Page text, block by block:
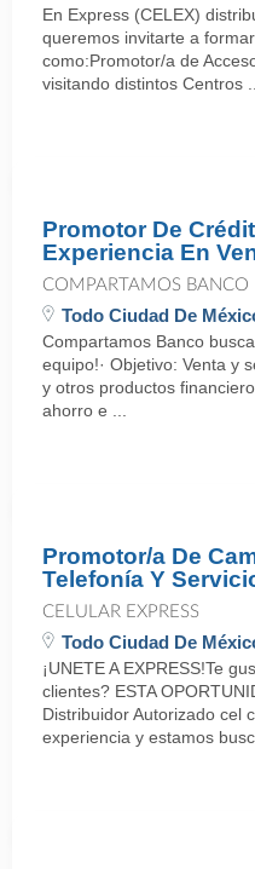
En Express (CELEX)
queremos invitarte a
como:Promotor/a de
visitando distintos Centros ...
Promotor De
Experiencia En
COMPARTAMOS BANCO
Todo Ciudad De
Compartamos Banco
equipo!· Objetivo: Venta y
y otros productos
ahorro e ...
Promotor/a De
Telefonía Y
CELULAR EXPRESS
Todo Ciudad De
¡UNETE A EXPRESS!Te
clientes? ESTA
Distribuidor Autorizado cel
experiencia y estamos